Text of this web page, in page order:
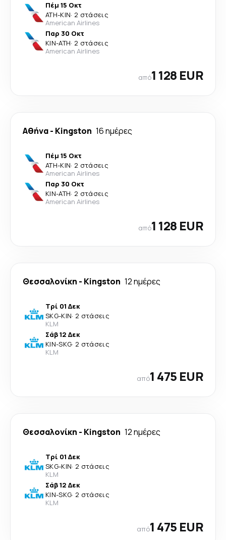
Πέμ 15 Οκτ
ATH-KIN· 2 στάσεις
American Airlines
Παρ 30 Οκτ
KIN-ATH· 2 στάσεις
American Airlines
από1 128 EUR
Αθήνα- Kingston 16 ημέρες
Πέμ 15 Οκτ
ATH-KIN· 2 στάσεις
American Airlines
Παρ 30 Οκτ
KIN-ATH· 2 στάσεις
American Airlines
από1 128 EUR
Θεσσαλονίκη - Kingston 12 ημέρες
Τρί 01 Δεκ
SKG-KIN· 2 στάσεις
KLM
Σάβ 12 Δεκ
KIN-SKG· 2 στάσεις
KLM
από1 475 EUR
Θεσσαλονίκη - Kingston 12 ημέρες
Τρί 01 Δεκ
SKG-KIN· 2 στάσεις
KLM
Σάβ 12 Δεκ
KIN-SKG· 2 στάσεις
KLM
από1 475 EUR